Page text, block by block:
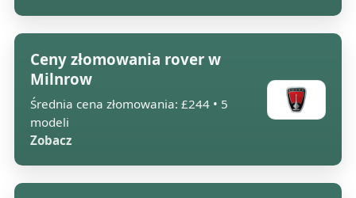
Ceny złomowania rover w
Milnrow
Średnia cena złomowania: £244 • 5
modeli
Zobacz